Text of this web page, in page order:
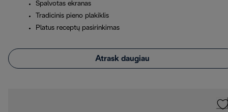
Spalvotas ekranas
Tradicinis pieno plakiklis
Platus receptų pasirinkimas
Atrask daugiau